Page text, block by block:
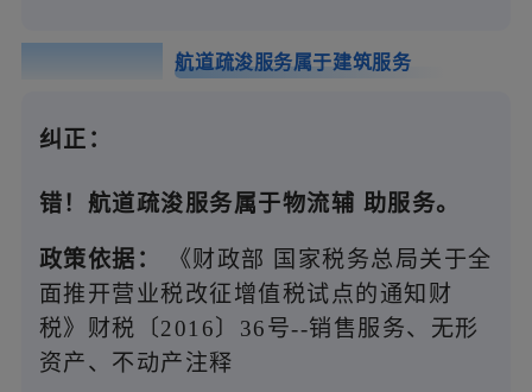
航道疏浚服务属于建筑服务
纠正：
错！航道疏浚服务属于物流辅 助服务。
政策依据：
《财政部 国家税务总局关于全
面推开营业税改征增值税试点的通知财
税》财税〔2016〕36号--销售服务、无形
资产、不动产注释